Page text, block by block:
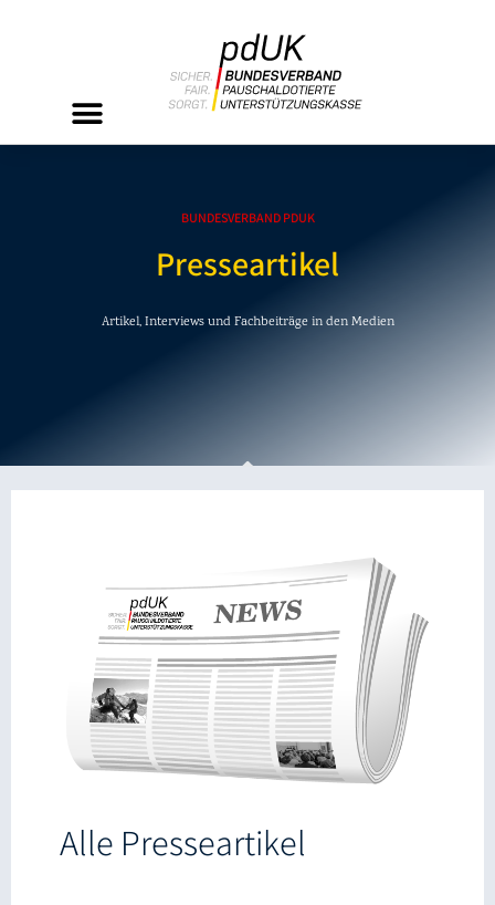
BUNDESVERBAND PDUK
Presseartikel
Artikel, Interviews und Fachbeiträge in den Medien
Alle Presseartikel